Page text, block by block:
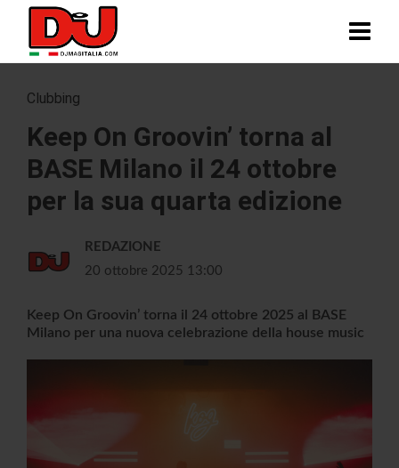
Clubbing
Keep On Groovin’ torna al
BASE Milano il 24 ottobre
per la sua quarta edizione
REDAZIONE
20 ottobre 2025 13:00
Keep On Groovin’ torna il 24 ottobre 2025 al BASE
Milano per una nuova celebrazione della house music